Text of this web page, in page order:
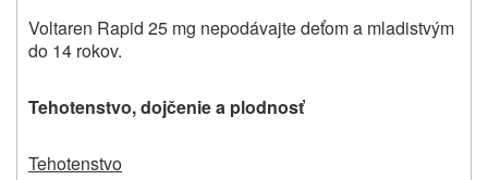
Voltaren Rapid 25 mg nepodávajte deťom a mladistvým
do 14 rokov.
Tehotenstvo, dojčenie a plodnosť
Tehotenstvo